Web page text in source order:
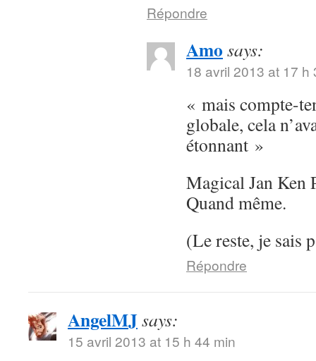
Répondre
Amo says:
18 avril 2013 at 17 h
« mais compte-
globale, cela
étonnant »
Magical Jan Ken
Quand même.
(Le reste, je sais
Répondre
AngelMJsays:
15 avril 2013 at 15 h 44 min